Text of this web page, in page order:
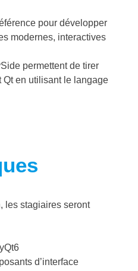
pour développer
modernes, interactives
permettent de tirer
Qt en utilisant le langage
les stagiaires seront
d’interface